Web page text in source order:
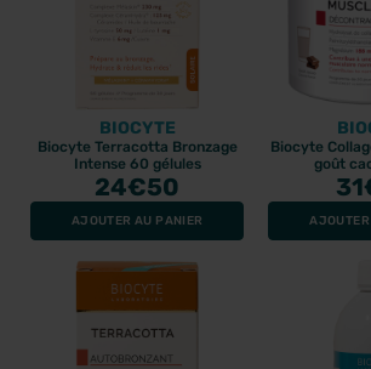
BIOCYTE
Biocyte Terracotta Bronzage
Intense 60 gélules
24€50
AJOUTER AU PANIER
Biocyte
goût
31